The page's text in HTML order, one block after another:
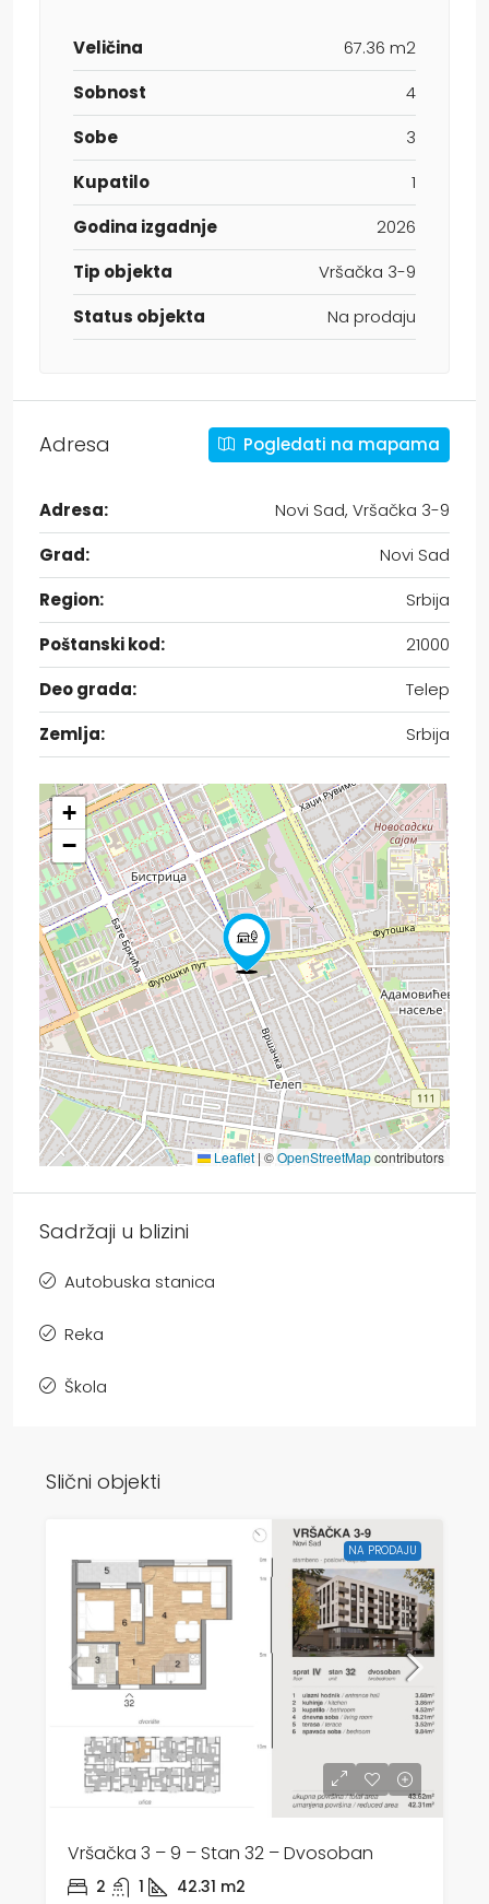
Veličina
67.36 m2
Sobnost
4
Sobe
3
Kupatilo
1
Godina izgadnje
2026
Tip objekta
Vršačka 3-9
Status objekta
Na prodaju
Adresa Pogledati na mapama
Adresa:
Novi Sad, Vršačka 3-9
Grad:
Novi Sad
Region:
Srbija
Poštanski kod:
21000
Deo grada:
Telep
Zemlja:
Srbija
+
−
Leaflet | ©OpenStreetMapcontributors
Sadržaji u blizini
Autobuska stanica
Reka
Škola
Slični objekti
NA PRODAJU
Vršačka 3 – 9 – Stan 32 – Dvosoban
2 1 42.31 m2